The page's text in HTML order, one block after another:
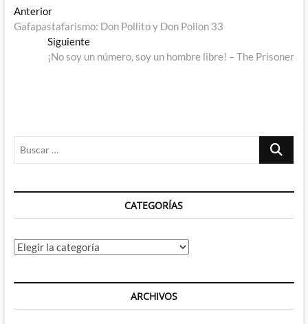
Navegación
de
entradas
AnteriorEntrada
anterior:
Gafapastafarismo: Don Pollito y Don Pollon 33
SiguienteEntrada
siguiente:
¡No soy un número, soy un hombre libre! – The Prisoner
Buscar
CATEGORÍAS
Categorías
ARCHIVOS